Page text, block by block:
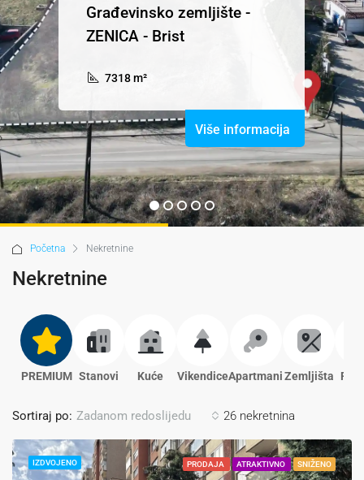
Građevinsko zemljište -
ZENICA - Brist
7318 m²
Više informacija
Početna Nekretnine
Nekretnine
PREMIUM Stanovi Kuće VikendiceApartmaniZemljišta
26 nekretnina
Sortiraj po: Zadanom redoslijedu
IZDVOJENO PRODAJA ATRAKTIVNO SNIŽENO